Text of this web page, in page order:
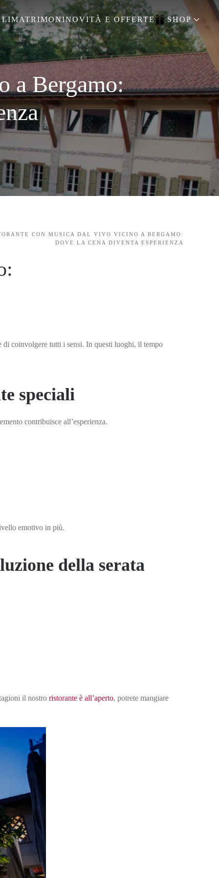
MATRIMONINOVITÀ E OFFERTE SHOP
a Bergamo:
CON MUSICA DAL VIVO VICINO A BERGAMO:
DOVE LA CENA DIVENTA ESPERIENZA
di coinvolgere tutti i sensi. In questi luoghi, il tempo
speciali
contribuisce all’esperienza.
emotivo in più.
della serata
il nostro ristorante è all’aperto, potrete mangiare